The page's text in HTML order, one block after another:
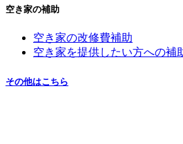
空き家の補助
空き家の改修費補助
空き家を提供したい方への補
その他はこちら